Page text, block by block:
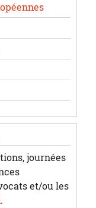
journées
et/ou les